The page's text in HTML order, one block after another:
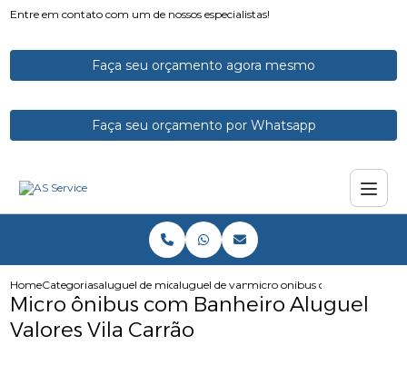
Entre em contato com um de nossos especialistas!
Faça seu orçamento agora mesmo
Faça seu orçamento por Whatsapp
HomeCategoriasaluguel de micro onibusaluguel de vans e microonibus
micro onibus com banheiro
Micro ônibus com Banheiro Aluguel
Valores Vila Carrão